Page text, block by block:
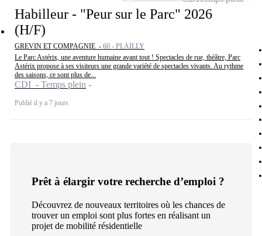
Habilleur - "Peur sur le Parc" 2026
(H/F)
GREVIN ET COMPAGNIE - 60 - PLAILLY
Le Parc Astérix, une aventure humaine avant tout ! Spectacles de rue, théâtre, Parc
Astérix propose à ses visiteurs une grande variété de spectacles vivants. Au rythme
des saisons, ce sont plus de...
CDI - Temps plein
Publié il y a 7 jours
Prêt à élargir votre recherche d’emploi ?
Découvrez de nouveaux territoires où les chances de
trouver un emploi sont plus fortes en réalisant un
projet de mobilité résidentielle